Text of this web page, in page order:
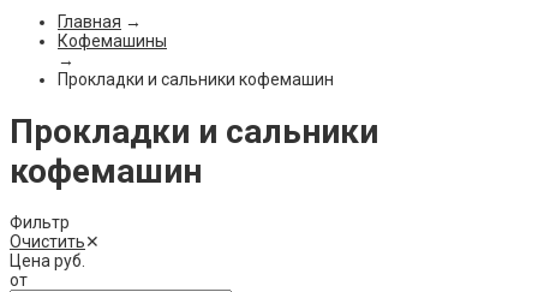
Главная →
Кофемашины
→
Прокладки и сальники кофемашин
Прокладки и сальники
кофемашин
Фильтр
Очистить✕
Ценаруб.
от